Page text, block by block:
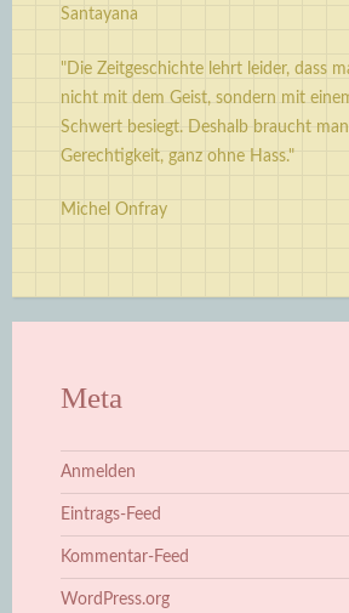
Santayana
"Die Zeitgeschichte lehrt leider, dass
nicht mit dem Geist, sondern mit
Schwert besiegt. Deshalb braucht
Gerechtigkeit, ganz ohne Hass."
Michel Onfray
Meta
Anmelden
Eintrags-Feed
Kommentar-Feed
WordPress.org